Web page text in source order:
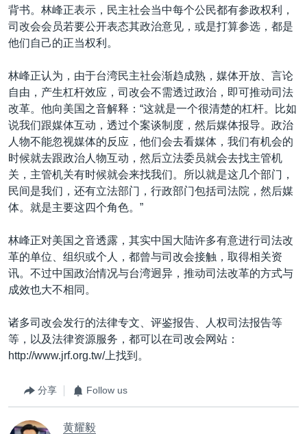
背书。林峰正表示，民主社会当中每个公民都有参政权利，
司改会会员若要公开表态其政治意见，或是打算参选，都是
他们自己的正当权利。
林峰正认为，由于台湾民主社会渐趋成熟，媒体开放、言论
自由，产生杠杆效应，司改会不需透过政治，即可推动司法
改革。他向美国之音解释：“这就是一个很清楚的杠杆。比如
说我们跟媒体互动，透过个案谈制度，然后媒体报导。政治
人物不能忽视媒体的反应，他们会去看媒体，我们有机会的
时候就去跟政治人物互动，然后立法委员就会去找主管机
关，主管机关有时候就会来找我们。所以就是这几个部门，
民间是我们，还有立法部门，行政部门包括司法院，然后媒
体。就是主要这四个角色。”
林峰正对美国之音透露，其实中国大陆许多有意进行司法改
革的单位、组织或个人，都曾与司改会接触，取得相关资
讯。不过中国政治情况与台湾迥异，推动司法改革的方式与
成效也大不相同。
诸多司改会发行的法律专文、评鉴报告、人权司法报告等
等，以及法律资源服务，都可以在司改会网站：
http://www.jrf.org.tw/上找到。
分享 Follow us
黄耀毅